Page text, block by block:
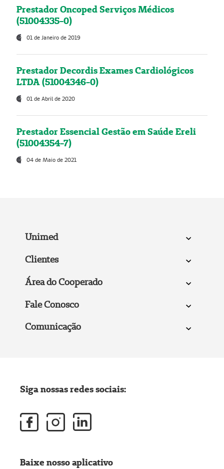
Prestador Oncoped Serviços Médicos
(51004335-0)
01 de Janeiro de 2019
Prestador Decordis Exames Cardiológicos
LTDA (51004346-0)
01 de Abril de 2020
Prestador Essencial Gestão em Saúde Ereli
(51004354-7)
04 de Maio de 2021
Unimed
Clientes
Área do Cooperado
Fale Conosco
Comunicação
Siga nossas redes sociais:
Baixe nosso aplicativo